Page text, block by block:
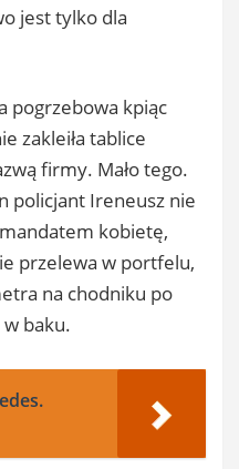
jest tylko dla
pogrzebowa kpiąc
zakleiła tablice
firmy. Mało tego.
policjant Ireneusz nie
kobietę,
przelewa w portfelu,
na chodniku po
baku.